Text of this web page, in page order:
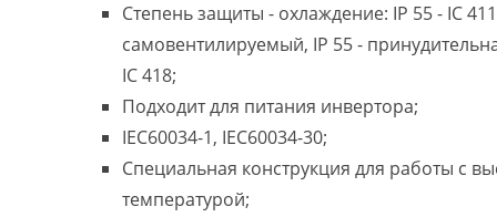
Степень защиты - охлаждение: IP 55 - IC 411
самовентилируемый, IP 55 -
IC 418;
Подходит для питания инвертора;
IEC60034-1, IEC60034-30;
Специальная конструкция для работы с
температурой;